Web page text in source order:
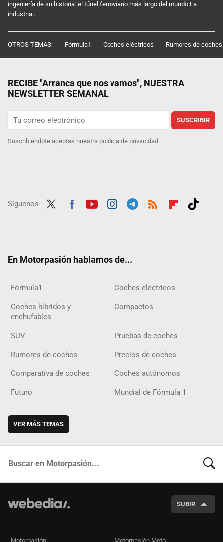
ingeniería de su historia: el túnel ferroviario más largo del mundo.La
industria..
OTROS TEMAS: Fórmula1 Coches eléctricos Rumores de coches
RECIBE "Arranca que nos vamos", NUESTRA
NEWSLETTER SEMANAL
SUSCRIBIR
Suscribiéndote aceptas nuestra política de privacidad
Síguenos
En Motorpasión hablamos de...
Fórmula1 Coches eléctricos
Coches híbridos y
enchufables
Compactos
SUV Pruebas de coches
Rumores de coches Precios de coches
Comparativa de coches Coches autónomos
Futuro Mundial de Fórmula 1
VER MÁS TEMAS
SUBIR
Motorpasión Motorpasión Moto